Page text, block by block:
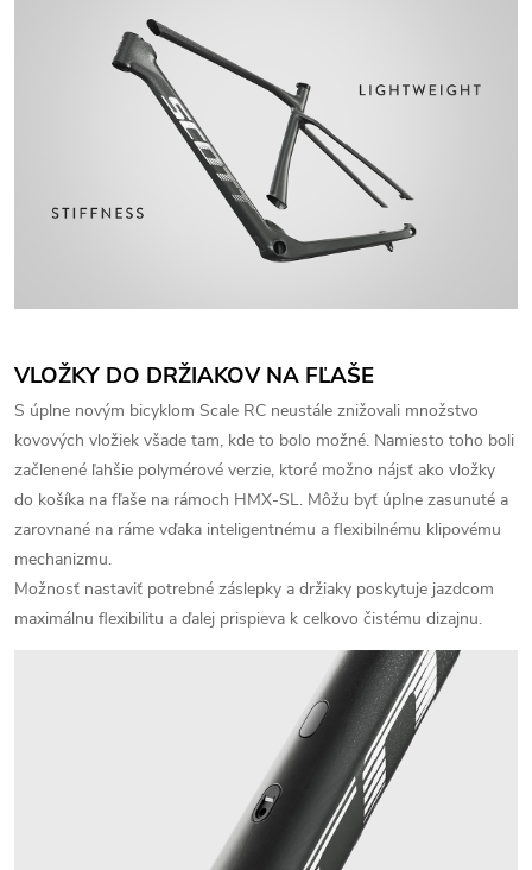
VLOŽKY DO DRŽIAKOV NA FĽAŠE
S úplne novým bicyklom Scale RC neustále znižovali množstvo
kovových vložiek všade tam, kde to bolo možné. Namiesto toho boli
začlenené ľahšie polymérové ​​verzie, ktoré možno nájsť ako vložky
do košíka na fľaše na rámoch HMX-SL. Môžu byť úplne zasunuté a
zarovnané na ráme vďaka inteligentnému a flexibilnému klipovému
mechanizmu.
Možnosť nastaviť potrebné záslepky a držiaky poskytuje jazdcom
maximálnu flexibilitu a ďalej prispieva k celkovo čistému dizajnu.